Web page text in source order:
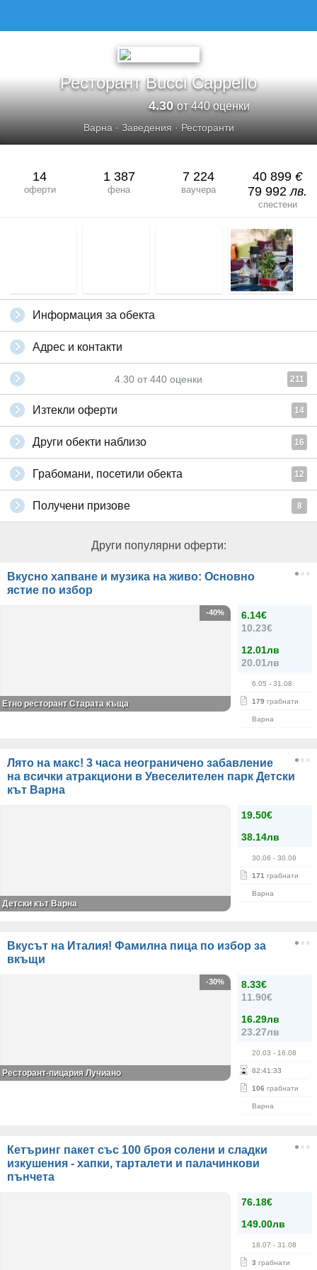
Ресторант Bucci Cappello
4.30от 440 оценки
Варна· Заведения· Ресторанти
14
оферти
1 387
фена
7 224
ваучера
40 899 €
79 992лв.
спестени
Информация за обекта
Адрес и контакти
4.30 от 440 оценки 211
Изтекли оферти 14
Други обекти наблизо 16
Грабомани, посетили обекта 12
Получени призове 8
Други популярни оферти:
Вкусно хапване и музика на живо: Основно
ястие по избор
6.14€
10.23€
12.01лв
20.01лв
6.05 - 31.08
179 грабнати
Варна
-40%
Етно ресторант Старата къща
Лято на макс! 3 часа неограничено забавление
на всички атракциони в Увеселителен парк Детски
кът Варна
19.50€
38.14лв
30.06 - 30.08
171 грабнати
Варна
Детски кът Варна
Вкусът на Италия! Фамилна пица по избор за
вкъщи
8.33€
11.90€
16.29лв
23.27лв
20.03 - 16.08
82:41 :33
106 грабнати
Варна
-30%
Ресторант-пицария Лучиано
Кетъринг пакет със 100 броя солени и сладки
изкушения - хапки, тарталети и палачинкови
пънчета
76.18€
149.00лв
18.07 - 31.08
3 грабнати